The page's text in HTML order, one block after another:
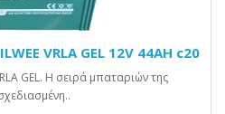
VRLA GEL 12V 44AH c20
GEL. Η σειρά μπαταριών της